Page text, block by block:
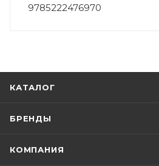
9785222476970
КАТАЛОГ
БРЕНДЫ
КОМПАНИЯ